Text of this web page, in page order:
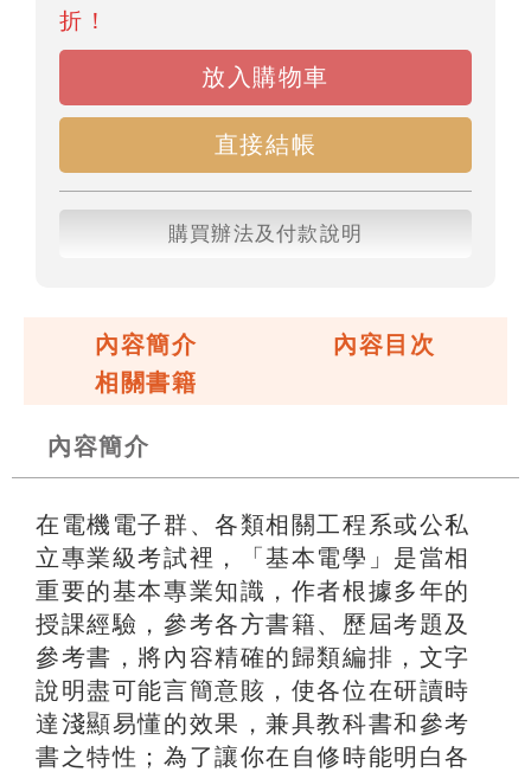
折！
放入購物車
直接結帳
購買辦法及付款說明
內容簡介
內容目次
相關書籍
內容簡介
在電機電子群、各類相關工程系或公私
立專業級考試裡，「基本電學」是當相
重要的基本專業知識，作者根據多年的
授課經驗，參考各方書籍、歷屆考題及
參考書，將內容精確的歸類編排，文字
說明盡可能言簡意賅，使各位在研讀時
達淺顯易懂的效果，兼具教科書和參考
書之特性；為了讓你在自修時能明白各